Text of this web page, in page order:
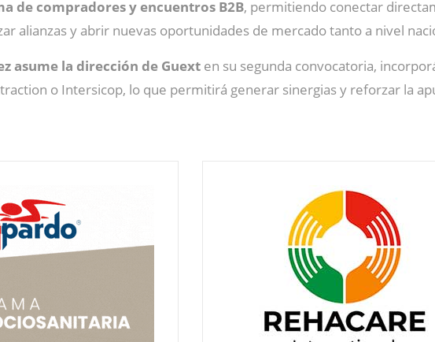
de compradores y encuentros B2B, permitiendo conectar
alianzas y abrir nuevas oportunidades de mercado tanto a nivel
asume la dirección de Guext en su segunda convocatoria,
o Intersicop, lo que permitirá generar sinergias y reforzar la